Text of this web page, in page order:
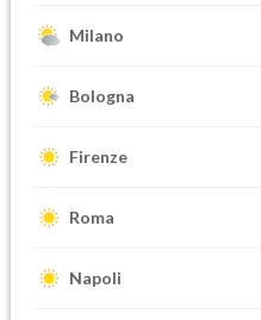
Milano
Bologna
Firenze
Roma
Napoli